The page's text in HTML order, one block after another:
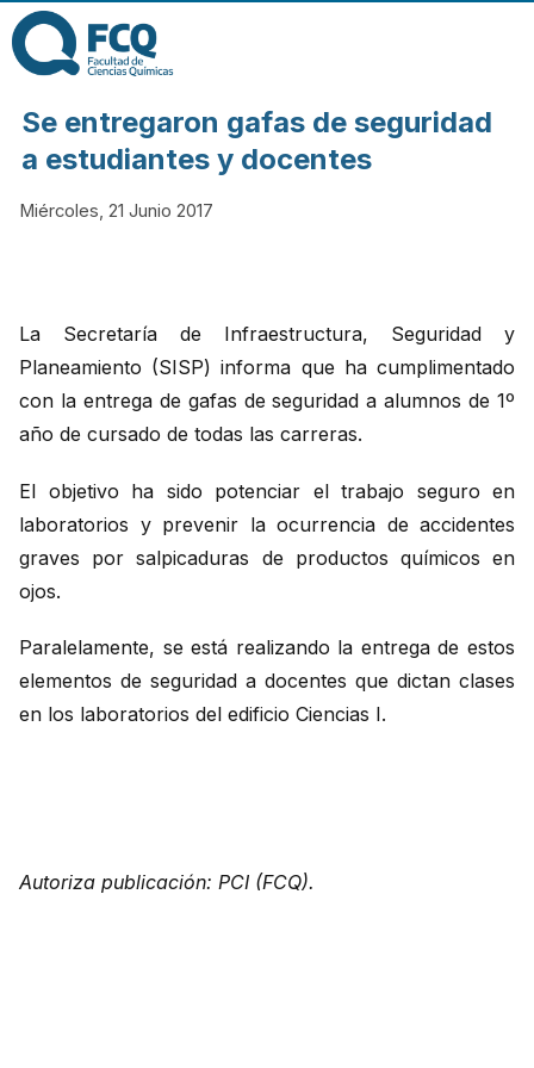
FACULTAD DE
CIENCIAS
QUÍMICAS DE
UNIVERSIDAD
NACIONAL DE
CÓRDOBA
Se entregaron gafas de seguridad
a estudiantes y docentes
Miércoles, 21 Junio 2017
La Secretaría de Infraestructura, Seguridad y
Planeamiento (SISP) informa que ha cumplimentado
con la entrega de gafas de seguridad a alumnos de 1º
año de cursado de todas las carreras.
El objetivo ha sido potenciar el trabajo seguro en
laboratorios y prevenir la ocurrencia de accidentes
graves por salpicaduras de productos químicos en
ojos.
Paralelamente, se está realizando la entrega de estos
elementos de seguridad a docentes que dictan clases
en los laboratorios del edificio Ciencias I.
Autoriza publicación: PCI (FCQ).